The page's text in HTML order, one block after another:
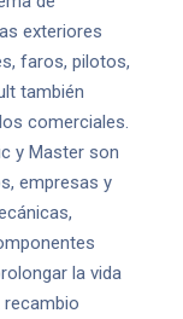
exteriores
faros, pilotos,
también
comerciales.
y Master son
empresas y
la vida
recambio